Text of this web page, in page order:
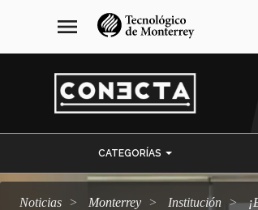
navegación
principal
menu
CATEGORÍAS
Noticias Monterrey Institución